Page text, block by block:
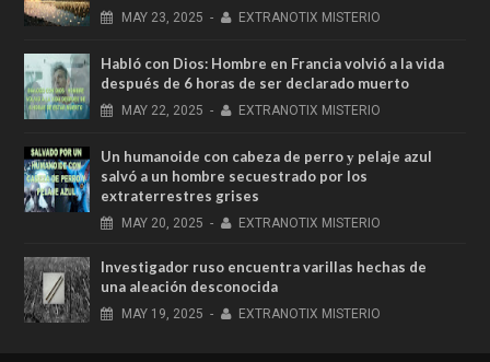
MAY 23, 2025 - EXTRANOTIX MISTERIO
Habló con Dios: Hombre en Francia volvió a la vida
después de 6 horas de ser declarado muerto
MAY 22, 2025 - EXTRANOTIX MISTERIO
Un humanoide con cabeza de perro у pelaje azul
salvó a un hombre secuestrado por los
extraterrestres grises
MAY 20, 2025 - EXTRANOTIX MISTERIO
Investigador ruso encuentra varillas hechas de
una aleación desconocida
MAY 19, 2025 - EXTRANOTIX MISTERIO